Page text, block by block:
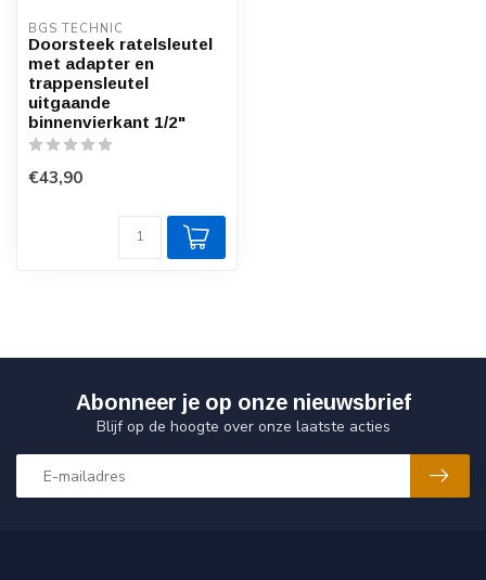
BGS TECHNIC
Doorsteek ratelsleutel
met adapter en
trappensleutel
uitgaande
binnenvierkant 1/2"
€43,90
Abonneer je op onze nieuwsbrief
Blijf op de hoogte over onze laatste acties